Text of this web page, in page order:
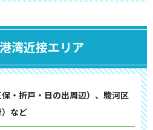
湾近接エリア
・折戸・日の出周辺）、駿河区
）など